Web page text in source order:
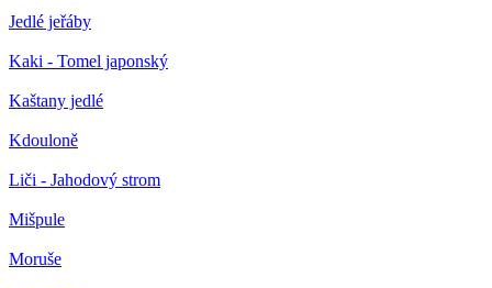
Jedlé jeřáby
Kaki - Tomel japonský
Kaštany jedlé
Kdouloně
Liči - Jahodový strom
Mišpule
Moruše